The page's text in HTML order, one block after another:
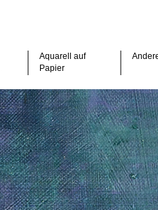
Aquarell auf
Papier